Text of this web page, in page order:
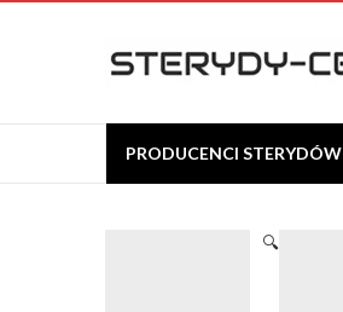
PRODUCENCI STERYDÓW
🔍